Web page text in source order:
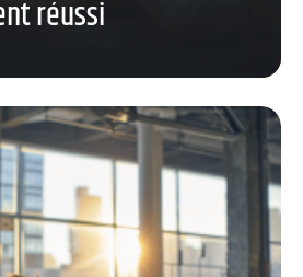
réussi